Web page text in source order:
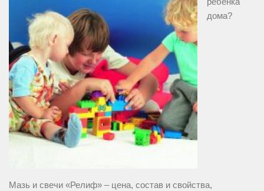
дома?
Мазь и свечи «Релиф» – цена, состав и свойства,